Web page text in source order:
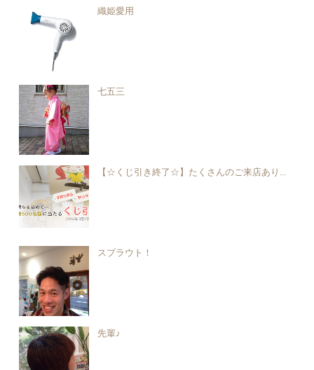
織姫愛用
七五三
【☆くじ引き終了☆】たくさんのご来店あり...
スプラウト！
先輩♪